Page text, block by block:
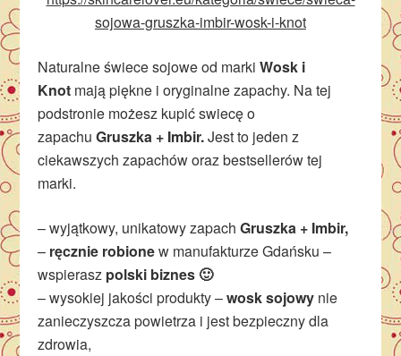
sojowa-gruszka-imbir-wosk-i-knot
Naturalne świece sojowe od markiWosk i
Knot mają piękne i oryginalne zapachy. Na tej
podstronie możesz kupić swiecę o
zapachuGruszka + Imbir.Jest to jeden z
ciekawszych zapachów oraz bestsellerów tej
marki.
– wyjątkowy, unikatowy zapachGruszka + Imbir,
– ręcznie robionew manufakturze Gdańsku –
wspierasz polski biznes 🙂
– wysokiej jakości produkty –wosk sojowy nie
zanieczyszcza powietrza i jest bezpieczny dla
zdrowia,